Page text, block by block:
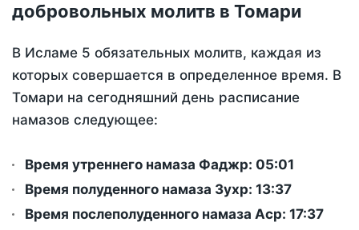
добровольных молитв в Томари
В Исламе 5 обязательных молитв, каждая из
которых совершается в определенное время. В
Томари на сегодняшний день расписание
намазов следующее:
Время утреннего намаза Фаджр: 05:01
Время полуденного намаза Зухр: 13:37
Время послеполуденного намаза Аср: 17:37